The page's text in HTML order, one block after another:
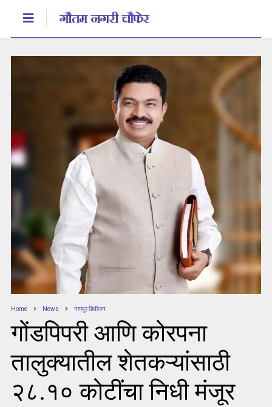
Home News नागपुर डिवीजन
गोंडपिपरी आणि कोरपना
तालुक्यातील शेतकऱ्यांसाठी
२८.१० कोटींचा निधी मंजूर